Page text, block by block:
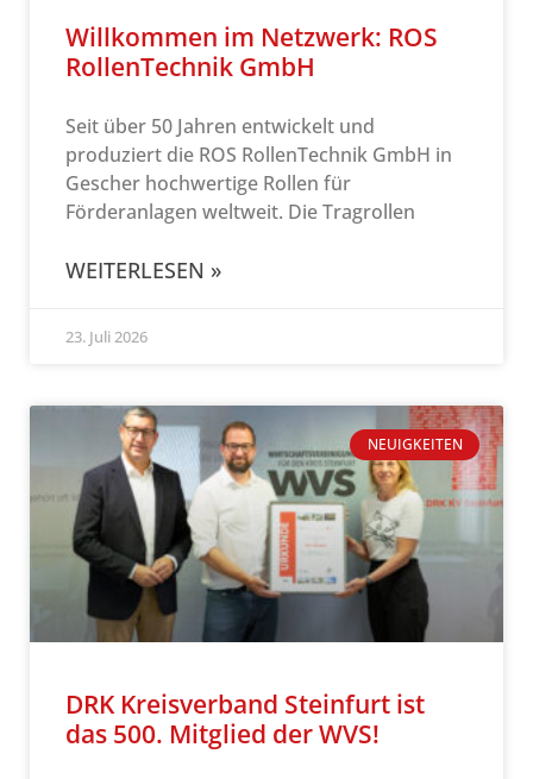
Willkommen im Netzwerk: ROS
RollenTechnik GmbH
Seit über 50 Jahren entwickelt und
produziert die ROS RollenTechnik GmbH in
Gescher hochwertige Rollen für
Förderanlagen weltweit. Die Tragrollen
WEITERLESEN »
23. Juli 2026
NEUIGKEITEN
DRK Kreisverband Steinfurt ist
das 500. Mitglied der WVS!